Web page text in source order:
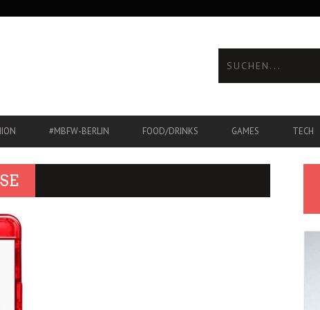
#MBFW-BERLIN FOOD/DRINKS GAMES TECH